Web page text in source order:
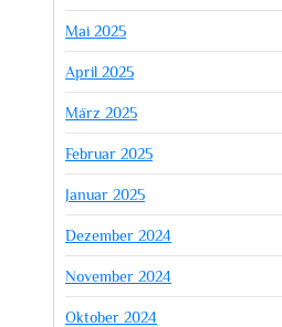
Mai 2025
April 2025
März 2025
Februar 2025
Januar 2025
Dezember 2024
November 2024
Oktober 2024